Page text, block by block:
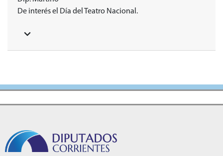
De interés el Día del Teatro Nacional.